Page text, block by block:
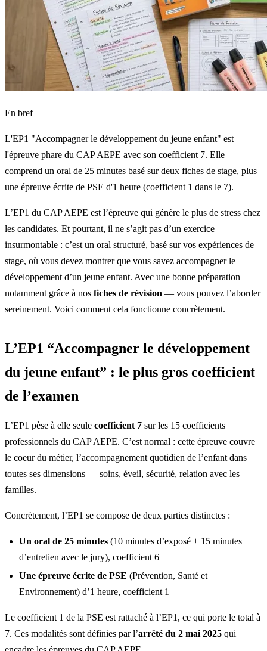
En bref
L'EP1 "Accompagner le développement du jeune enfant" est
l'épreuve phare du CAP AEPE avec son coefficient 7. Elle
comprend un oral de 25 minutes basé sur deux fiches de stage, plus
une épreuve écrite de PSE d'1 heure (coefficient 1 dans le 7).
L’EP1 du CAP AEPE est l’épreuve qui génère le plus de stress chez
les candidates. Et pourtant, il ne s’agit pas d’un exercice
insurmontable : c’est un oral structuré, basé sur vos expériences de
stage, où vous devez montrer que vous savez accompagner le
développement d’un jeune enfant. Avec une bonne préparation —
notamment grâce à nos fiches de révision — vous pouvez l’aborder
sereinement. Voici comment cela fonctionne concrètement.
L’EP1 “Accompagner le développement
du jeune enfant” : le plus gros coefficient
de l’examen
L’EP1 pèse à elle seule coefficient 7 sur les 15 coefficients
professionnels du CAP AEPE. C’est normal : cette épreuve couvre
le coeur du métier, l’accompagnement quotidien de l’enfant dans
toutes ses dimensions — soins, éveil, sécurité, relation avec les
familles.
Concrètement, l’EP1 se compose de deux parties distinctes :
Un oral de 25 minutes (10 minutes d’exposé + 15 minutes
d’entretien avec le jury), coefficient 6
Une épreuve écrite de PSE (Prévention, Santé et
Environnement) d’1 heure, coefficient 1
Le coefficient 1 de la PSE est rattaché à l’EP1, ce qui porte le total à
7. Ces modalités sont définies par l’arrêté du 2 mai 2025 qui